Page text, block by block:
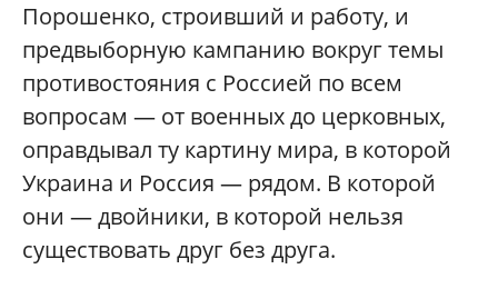
Порошенко, строивший и работу, и
предвыборную кампанию вокруг темы
противостояния с Россией по всем
вопросам — от военных до церковных,
оправдывал ту картину мира, в которой
Украина и Россия — рядом. В которой
они — двойники, в которой нельзя
существовать друг без друга.